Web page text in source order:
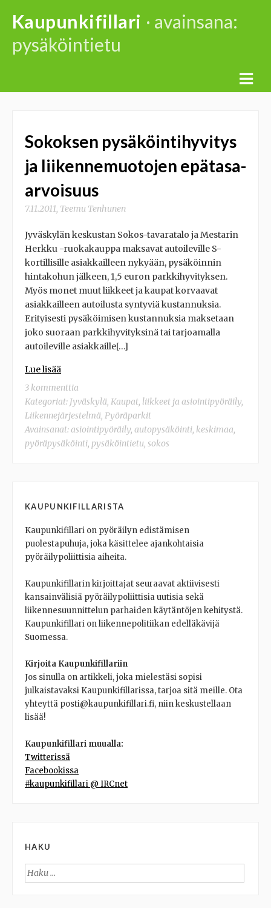
content
Kaupunkifillari · avainsana:
pysäköintietu
Sokoksen pysäköintihyvitys
ja liikennemuotojen epätasa-
arvoisuus
7.11.2011, Teemu Tenhunen
Jyväskylän keskustan Sokos-tavaratalo ja Mestarin
Herkku -ruokakauppa maksavat autoileville S-
kortillisille asiakkailleen nykyään, pysäköinnin
hintakohun jälkeen, 1,5 euron parkkihyvityksen.
Myös monet muut liikkeet ja kaupat korvaavat
asiakkailleen autoilusta syntyviä kustannuksia.
Erityisesti pysäköimisen kustannuksia maksetaan
joko suoraan parkkihyvityksinä tai tarjoamalla
autoileville asiakkaille[…]
Lue lisää
3 kommenttia
Kategoriat: Jyväskylä, Kaupat, liikkeet ja asiointipyöräily,
Liikennejärjestelmä, Pyöräparkit
Avainsanat:asiointipyöräily, autopysäköinti, keskimaa,
pyöräpysäköinti, pysäköintietu, sokos
KAUPUNKIFILLARISTA
Kaupunkifillari on pyöräilyn edistämisen
puolestapuhuja, joka käsittelee ajankohtaisia
pyöräilypoliittisia aiheita.
Kaupunkifillarin kirjoittajat seuraavat aktiivisesti
kansainvälisiä pyöräilypoliittisia uutisia sekä
liikennesuunnittelun parhaiden käytäntöjen kehitystä.
Kaupunkifillari on liikennepolitiikan edelläkävijä
Suomessa.
Kirjoita Kaupunkifillariin
Jos sinulla on artikkeli, joka mielestäsi sopisi
julkaistavaksi Kaupunkifillarissa, tarjoa sitä meille. Ota
yhteyttä posti@kaupunkifillari.fi, niin keskustellaan
lisää!
Kaupunkifillari muualla:
Twitterissä
Facebookissa
#kaupunkifillari @ IRCnet
HAKU
Haku: